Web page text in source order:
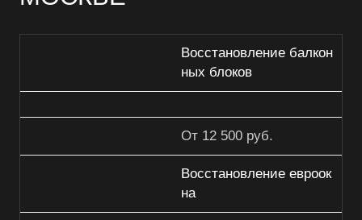
Восстановление балкон
ных блоков
От 12 500 руб.
Восстановление евроок
на